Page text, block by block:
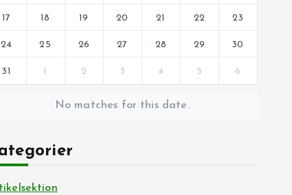
17 18 19 20 21 22 23
24 25 26 27 28 29 30
31 1 2 3 4 5 6
No matches for this date.